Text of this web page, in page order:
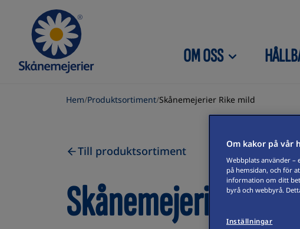
Skip to content
OM OSS
Hem/Produktsortiment/Skånemejerier Rike mild
Till produktsortiment
Skånemejerier Rike
Om kakor på vår
Webbplats använder –
på hemsidan, och för
information om ditt
byrå och webbyrå.
Inställningar